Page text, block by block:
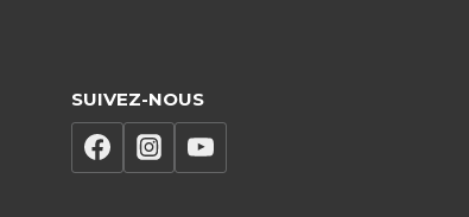
SUIVEZ-NOUS